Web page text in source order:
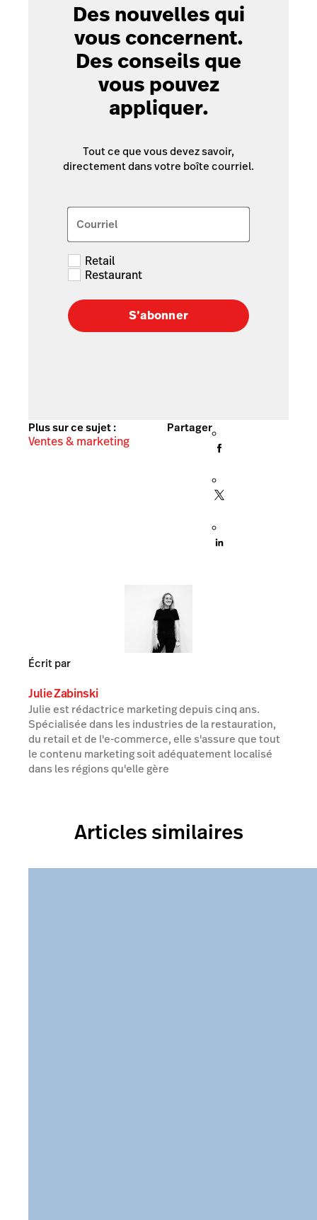
Des nouvelles qui
vous concernent.
Des conseils que
vous pouvez
appliquer.
Tout ce que vous devez savoir,
directement dans votre boîte courriel.
Courriel
Retail
Restaurant
S’abonner
Plus sur ce sujet :
Ventes & marketing
Partager
Écrit par
Julie Zabinski
Julie est rédactrice marketing depuis cinq ans.
Spécialisée dans les industries de la restauration,
du retail et de l'e-commerce, elle s'assure que tout
le contenu marketing soit adéquatement localisé
dans les régions qu'elle gère
Articles similaires